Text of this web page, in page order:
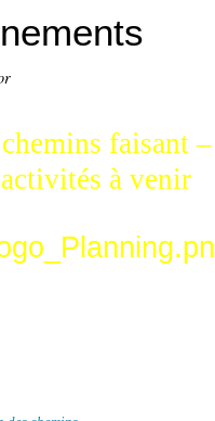
faisant –
activités à venir